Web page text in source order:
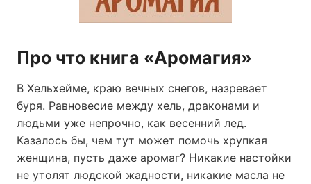
Про что книга «Аромагия»
В Хельхейме, краю вечных снегов, назревает
буря. Равновесие между хель, драконами и
людьми уже непрочно, как весенний лед.
Казалось бы, чем тут может помочь хрупкая
женщина, пусть даже аромаг? Никакие настойки
не утолят людской жадности, никакие масла не